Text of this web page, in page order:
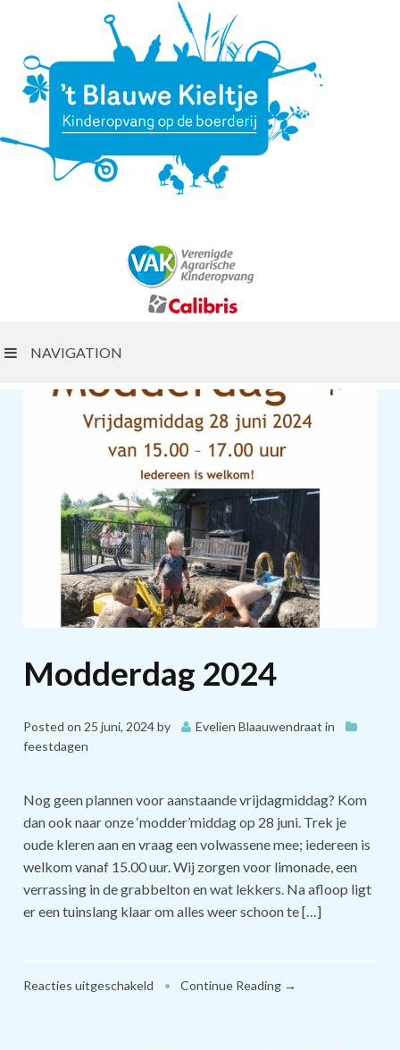
NAVIGATION
Modderdag 2024
Posted on 25 juni, 2024by Evelien Blaauwendraat in
feestdagen
Nog geen plannen voor aanstaande vrijdagmiddag? Kom
dan ook naar onze ‘modder’middag op 28 juni. Trek je
oude kleren aan en vraag een volwassene mee; iedereen is
welkom vanaf 15.00 uur. Wij zorgen voor limonade, een
verrassing in de grabbelton en wat lekkers. Na afloop ligt
er een tuinslang klaar om alles weer schoon te […]
Reacties uitgeschakeldvoor
• Continue Reading →